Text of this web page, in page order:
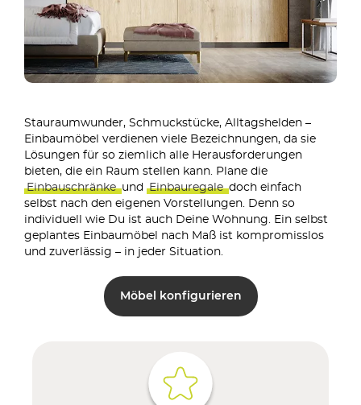
Stauraumwunder, Schmuckstücke, Alltagshelden –
Einbaumöbel verdienen viele Bezeichnungen, da sie
Lösungen für so ziemlich alle Herausforderungen
bieten, die ein Raum stellen kann. Plane die
Einbauschränke und Einbauregale doch einfach
selbst nach den eigenen Vorstellungen. Denn so
individuell wie Du ist auch Deine Wohnung. Ein selbst
geplantes Einbaumöbel nach Maß ist kompromisslos
und zuverlässig – in jeder Situation.
Möbel konfigurieren